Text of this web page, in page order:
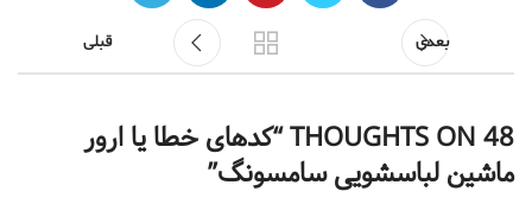
بعدی قبلی
48 THOUGHTS ON “
کدهای خطا یا ارور
ماشین لباسشویی سامسونگ”